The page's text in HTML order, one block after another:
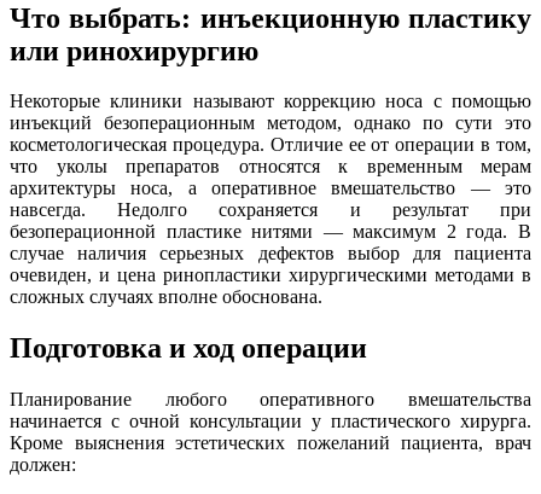
Что выбрать: инъекционную пластику
или ринохирургию
Некоторые клиники называют коррекцию носа с помощью
инъекций безоперационным методом, однако по сути это
косметологическая процедура. Отличие ее от операции в том,
что уколы препаратов относятся к временным мерам
архитектуры носа, а оперативное вмешательство — это
навсегда. Недолго сохраняется и результат при
безоперационной пластике нитями — максимум 2 года. В
случае наличия серьезных дефектов выбор для пациента
очевиден, и цена ринопластики хирургическими методами в
сложных случаях вполне обоснована.
Подготовка и ход операции
Планирование любого оперативного вмешательства
начинается с очной консультации у пластического хирурга.
Кроме выяснения эстетических пожеланий пациента, врач
должен: